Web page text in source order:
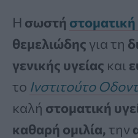
Η σωστή στοματική
θεμελιώδης για τη
γενικής υγείας και
το Ινστιτούτο
καλή στοματική
καθαρή ομιλία, την